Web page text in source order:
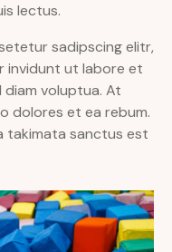
lectus.
sadipscing elitr,
invidunt ut labore et
voluptua. At
dolores et ea rebum.
takimata sanctus est